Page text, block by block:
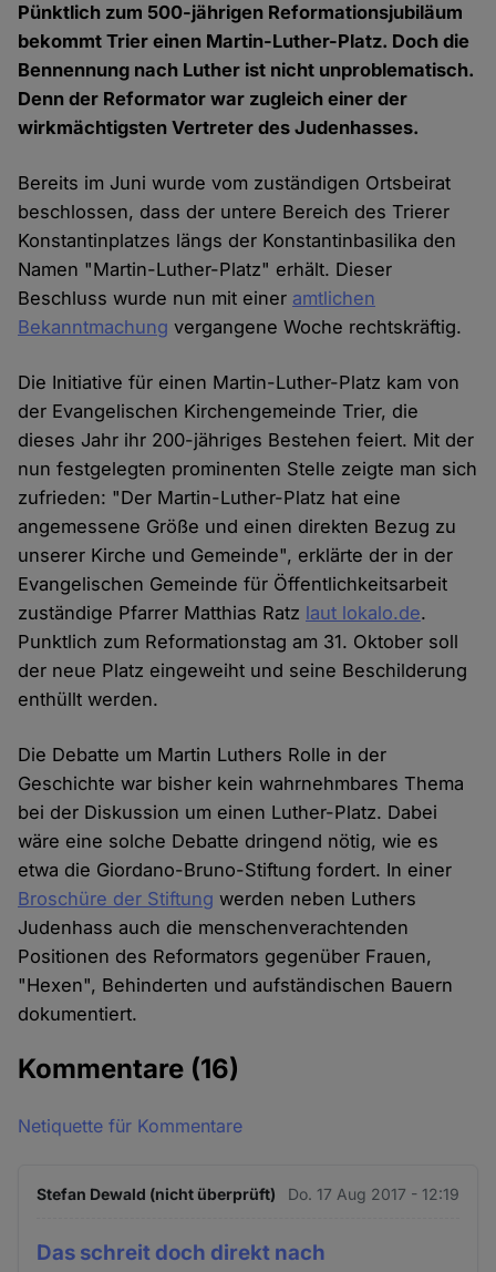
Pünktlich zum 500-jährigen Reformationsjubiläum
bekommt Trier einen Martin-Luther-Platz. Doch die
Bennennung nach Luther ist nicht unproblematisch.
Denn der Reformator war zugleich einer der
wirkmächtigsten Vertreter des Judenhasses.
Bereits im Juni wurde vom zuständigen Ortsbeirat
beschlossen, dass der untere Bereich des Trierer
Konstantinplatzes längs der Konstantinbasilika den
Namen "Martin-Luther-Platz" erhält. Dieser
Beschluss wurde nun mit einer amtlichen
Bekanntmachung vergangene Woche rechtskräftig.
Die Initiative für einen Martin-Luther-Platz kam von
der Evangelischen Kirchengemeinde Trier, die
dieses Jahr ihr 200-jähriges Bestehen feiert. Mit der
nun festgelegten prominenten Stelle zeigte man sich
zufrieden: "Der Martin-Luther-Platz hat eine
angemessene Größe und einen direkten Bezug zu
unserer Kirche und Gemeinde", erklärte der in der
Evangelischen Gemeinde für Öffentlichkeitsarbeit
zuständige Pfarrer Matthias Ratz laut lokalo.de.
Punktlich zum Reformationstag am 31. Oktober soll
der neue Platz eingeweiht und seine Beschilderung
enthüllt werden.
Die Debatte um Martin Luthers Rolle in der
Geschichte war bisher kein wahrnehmbares Thema
bei der Diskussion um einen Luther-Platz. Dabei
wäre eine solche Debatte dringend nötig, wie es
etwa die Giordano-Bruno-Stiftung fordert. In einer
Broschüre der Stiftung werden neben Luthers
Judenhass auch die menschenverachtenden
Positionen des Reformators gegenüber Frauen,
"Hexen", Behinderten und aufständischen Bauern
dokumentiert.
Kommentare (16)
Netiquette für Kommentare
Stefan Dewald (nicht überprüft) Do. 17 Aug 2017 - 12:19
Das schreit doch direkt nach